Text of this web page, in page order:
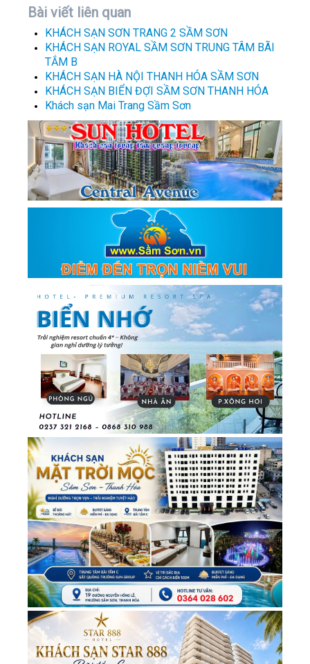
Bài viết liên quan
KHÁCH SẠN SƠN TRANG 2 SẦM SƠN
KHÁCH SẠN ROYAL SẦM SƠN TRUNG TÂM BÃI
TẮM B
KHÁCH SẠN HÀ NỘI THANH HÓA SẦM SƠN
KHÁCH SẠN BIỂN ĐỢI SẦM SƠN THANH HÓA
Khách sạn Mai Trang Sầm Sơn